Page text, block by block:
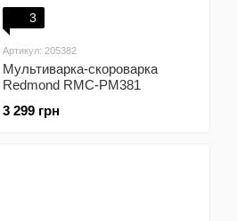
3
Артикул: 205382
Мультиварка-скороварка
Redmond RMC-PM381
3 299 грн